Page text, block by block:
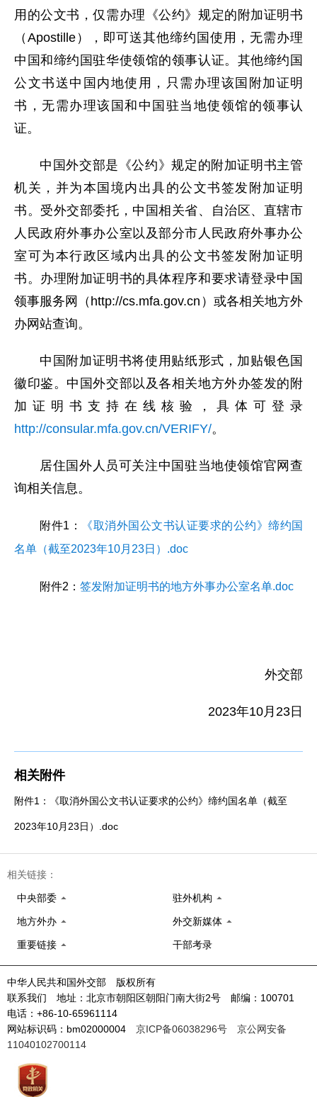
用的公文书，仅需办理《公约》规定的附加证明书
（Apostille），即可送其他缔约国使用，无需办理
中国和缔约国驻华使领馆的领事认证。其他缔约国
公文书送中国内地使用，只需办理该国附加证明
书，无需办理该国和中国驻当地使领馆的领事认
证。
中国外交部是《公约》规定的附加证明书主管
机关，并为本国境内出具的公文书签发附加证明
书。受外交部委托，中国相关省、自治区、直辖市
人民政府外事办公室以及部分市人民政府外事办公
室可为本行政区域内出具的公文书签发附加证明
书。办理附加证明书的具体程序和要求请登录中国
领事服务网（http://cs.mfa.gov.cn）或各相关地方外
办网站查询。
中国附加证明书将使用贴纸形式，加贴银色国
徽印鉴。中国外交部以及各相关地方外办签发的附
加证明书支持在线核验，具体可登录
http://consular.mfa.gov.cn/VERIFY/。
居住国外人员可关注中国驻当地使领馆官网查
询相关信息。
附件1：
《取消外国公文书认证要求的公约》缔约国
名单（截至2023年10月23日）.doc
附件2： 签发附加证明书的地方外事办公室名单.doc
外交部
2023年10月23日
相关附件
附件1：《取消外国公文书认证要求的公约》缔约国名单（截至
2023年10月23日）.doc
相关链接：
中央部委 驻外机构
地方外办 外交新媒体
重要链接 干部考录
中华人民共和国外交部 版权所有
联系我们 地址：北京市朝阳区朝阳门南大街2号 邮编：100701
电话：+86-10-65961114
网站标识码：bm02000004 京ICP备06038296号
京公网安备
11040102700114